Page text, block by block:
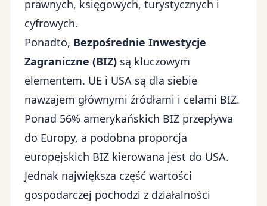
prawnych, księgowych, turystycznych i
cyfrowych.
Ponadto, Bezpośrednie Inwestycje
Zagraniczne (BIZ) są kluczowym
elementem. UE i USA są dla siebie
nawzajem głównymi źródłami i celami BIZ.
Ponad 56% amerykańskich BIZ przepływa
do Europy, a podobna proporcja
europejskich BIZ kierowana jest do USA.
Jednak największa część wartości
gospodarczej pochodzi z działalności